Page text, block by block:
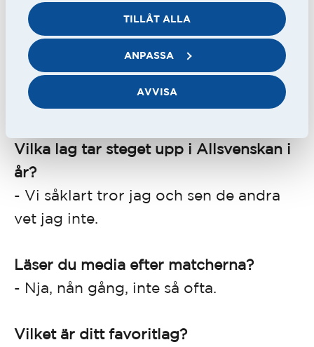
TILLÅT ALLA
ANPASSA
AVVISA
- Att göra så gott jag kan och tillföra
så mycket som möjligt till laget.
Försöka spela så mycket som möjligt
och även som ytterback komma med
många assister.
Vilka lag tar steget upp i Allsvenskan i
år?
- Vi såklart tror jag och sen de andra
vet jag inte.
Läser du media efter matcherna?
- Nja, nån gång, inte så ofta.
Vilket är ditt favoritlag?